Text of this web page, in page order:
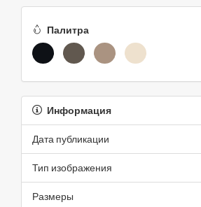
Палитра
Информация
Дата публикации
Тип изображения
Размеры